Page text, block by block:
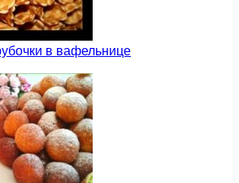
в вафельнице